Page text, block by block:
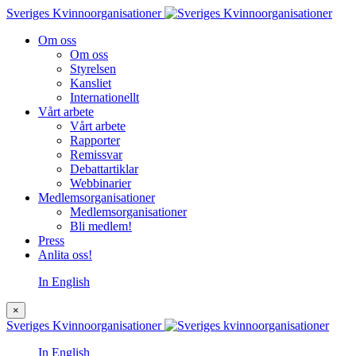
Sveriges Kvinnoorganisationer
Om oss
Om oss
Styrelsen
Kansliet
Internationellt
Vårt arbete
Vårt arbete
Rapporter
Remissvar
Debattartiklar
Webbinarier
Medlemsorganisationer
Medlemsorganisationer
Bli medlem!
Press
Anlita oss!
In English
×
Sveriges Kvinnoorganisationer
In English